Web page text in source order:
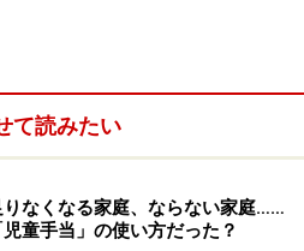
。頑張って勉強したのに、い
ポーツでレギュラーになれな
絵をけなされた、あるいはほ
った。……等々。
て読みたい
りなくなる家庭、ならない家庭……
童手当」の使い方だった？